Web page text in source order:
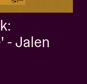
- Jalen